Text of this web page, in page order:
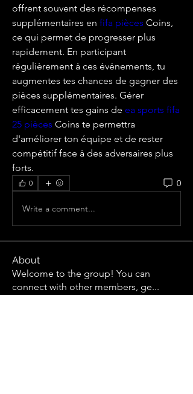
offrent souvent des récompenses
supplémentaires en fifa pièces Coins,
ce qui permet de progresser plus
rapidement. En participant
régulièrement à ces événements, tu
augmentes tes chances de gagner des
pièces supplémentaires. Gérer
efficacement tes gains de ea sports fifa
25 pièces Coins te permettra
d'améliorer ton équipe et de rester
compétitif face à des adversaires plus
forts.
0 0
Write a comment...
About
Welcome to the group! You can
connect with other members, ge...